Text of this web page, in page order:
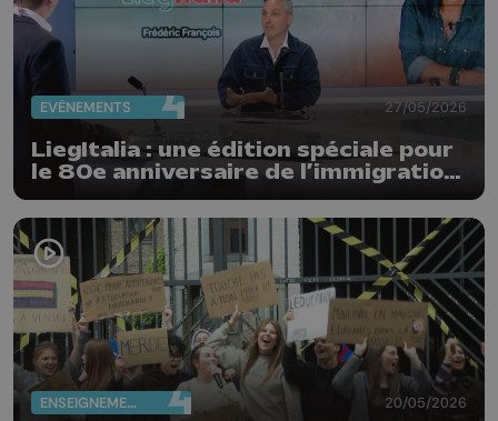
EVÈNEMENTS 27/05/2026
LiegItalia : une édition spéciale pour
le 80e anniversaire de l’immigration
italienne en Belgique
ENSEIGNEMENT 20/05/2026